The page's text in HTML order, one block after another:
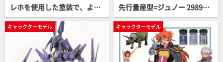
レホを使用した塗装で、より
魅惑的な雰囲気に仕上げる。
レジンキットの組み立てから
塗装までの製作のコツを伝授
先行量産型=ジュノー 2989=
（限定版）」予約受付中！新
規造形の専用ベイルなどを撮
り下ろしでご紹介【ファイブ
スター物語】
キャラクターモデル キャラクターモデル